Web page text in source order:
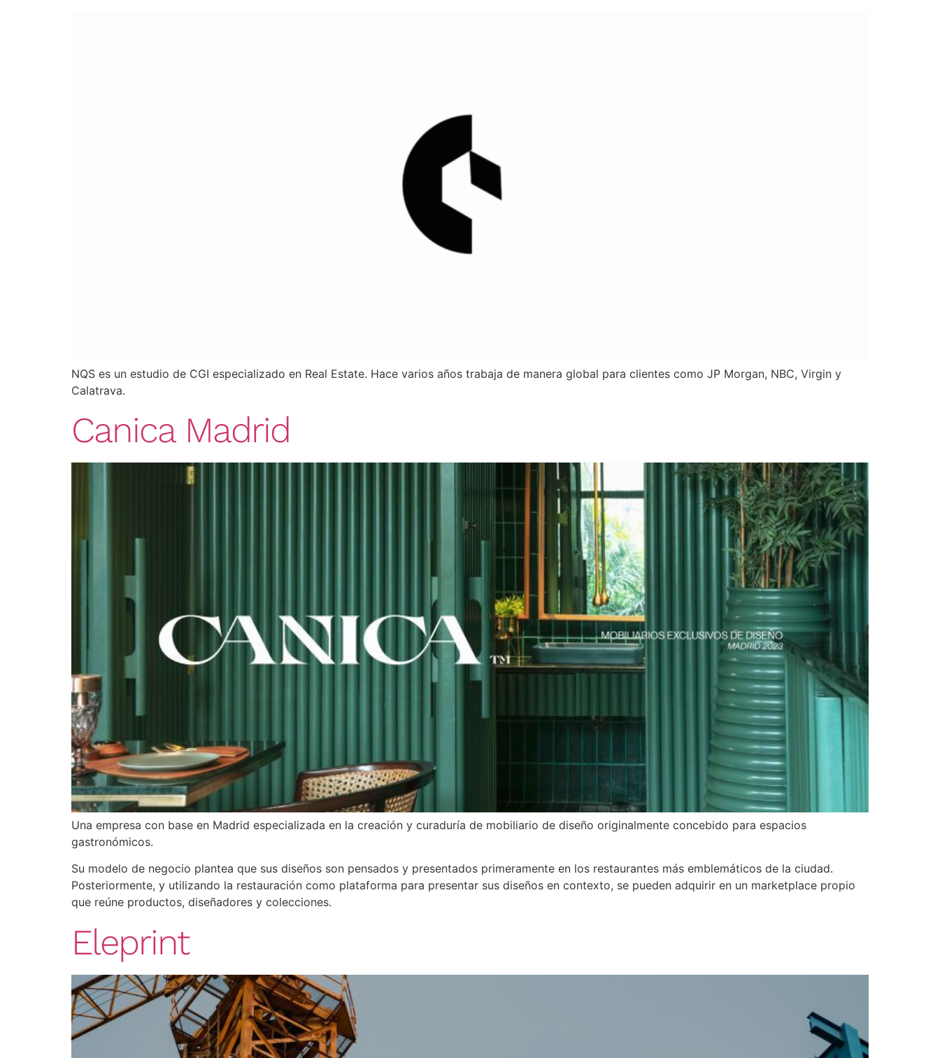
NQS es un estudio de CGI especializado en Real Estate. Hace varios años trabaja de manera global para clientes como JP Morgan, NBC, Virgin y
Calatrava.
Canica Madrid
Una empresa con base en Madrid especializada en la creación y curaduría de mobiliario de diseño originalmente concebido para espacios
gastronómicos.
Su modelo de negocio plantea que sus diseños son pensados y presentados primeramente en los restaurantes más emblemáticos de la ciudad.
Posteriormente, y utilizando la restauración como plataforma para presentar sus diseños en contexto, se pueden adquirir en un marketplace propio
que reúne productos, diseñadores y colecciones.
Eleprint